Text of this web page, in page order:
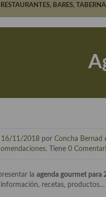
BARES,
16/11/2018 por Concha Bernad
. Tiene 0
la agenda gourmet para
recetas, productos…